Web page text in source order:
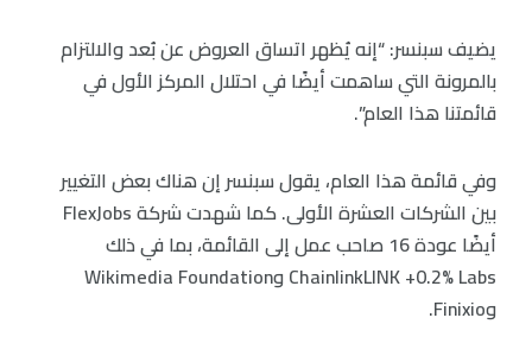
يضيف سبنسر: “إنه يُظهر اتساق العروض عن بُعد والالتزام
بالمرونة التي ساهمت أيضًا في احتلال المركز الأول في
قائمتنا هذا العام”.
وفي قائمة هذا العام، يقول سبنسر إن هناك بعض التغيير
بين الشركات العشرة الأولى. كما شهدت شركة FlexJobs
أيضًا عودة 16 صاحب عمل إلى القائمة، بما في ذلك
ChainlinkLINK +0.2% Labs وWikimedia Foundation
وFinixio.